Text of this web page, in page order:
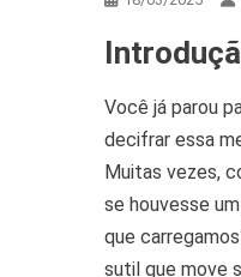
Você já parou
decifrar essa
Muitas vezes,
se houvesse
que
sutil que move